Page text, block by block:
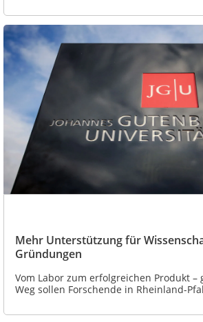
Mehr Unterstützung für
Gründungen
Vom Labor zum erfolgreichen Produkt –
Weg sollen Forschende in Rheinland-